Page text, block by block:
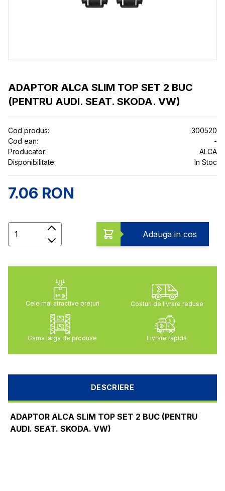
ADAPTOR ALCA SLIM TOP SET 2 BUC
(PENTRU AUDI. SEAT. SKODA. VW)
Cod produs:
300520
Cod ean:
-
Producator:
ALCA
Disponibilitate:
In Stoc
7.06 RON
Adauga in cos
Cele mai atractive preţuri Costuri de livrare reduse
Gama larga de produse Livrare rapidă
DESCRIERE
ADAPTOR ALCA SLIM TOP SET 2 BUC (PENTRU
AUDI. SEAT. SKODA. VW)